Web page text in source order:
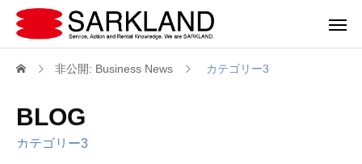
非公開: Business News カテゴリー3
BLOG
カテゴリー3